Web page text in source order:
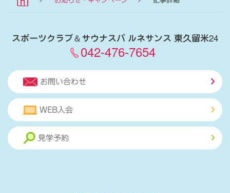
スポーツクラブ＆サウナスパ ルネサンス 東久留米24
042-476-7654
お問い合わせ
WEB入会
見学予約